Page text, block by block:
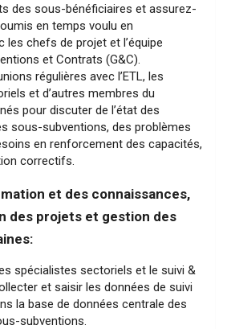
des sous-bénéficiaires et assurez-
en temps voulu en
les chefs de projet et l’équipe
et Contrats (G&C).
régulières avec l’ETL, les
et d’autres membres du
pour discuter de l’état des
sous-subventions, des problèmes
en renforcement des capacités,
correctifs.
et des connaissances,
des projets et gestion des
spécialistes sectoriels et le suivi &
et saisir les données de suivi
la base de données centrale des
subventions.